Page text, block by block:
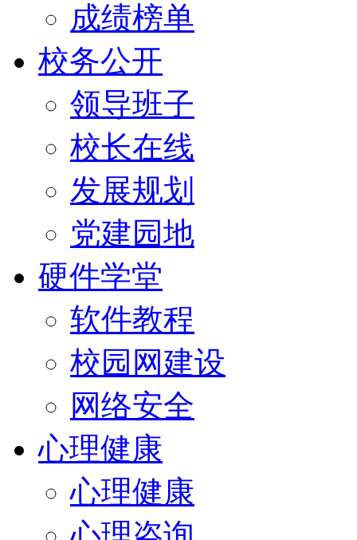
成绩榜单
校务公开
领导班子
校长在线
发展规划
党建园地
硬件学堂
软件教程
校园网建设
网络安全
心理健康
心理健康